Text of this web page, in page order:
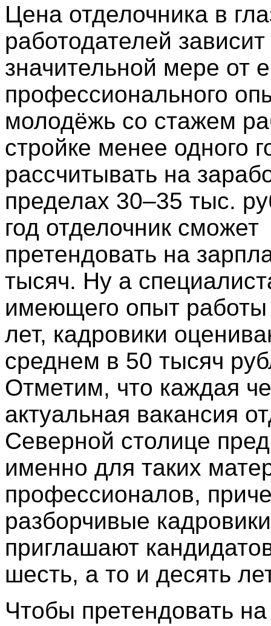
Цена отделочника в
работодателей зависит
значительной мере от
профессионального
молодёжь со стажем
стройке менее одного
рассчитывать на
пределах 30–35 тыс.
год отделочник сможет
претендовать на
тысяч. Ну а
имеющего опыт работы
лет, кадровики
среднем в 50 тысяч
Отметим, что каждая
актуальная вакансия
Северной столице
именно для таких
профессионалов,
разборчивые кадровики
приглашают
шесть, а то и десять
Чтобы претендовать